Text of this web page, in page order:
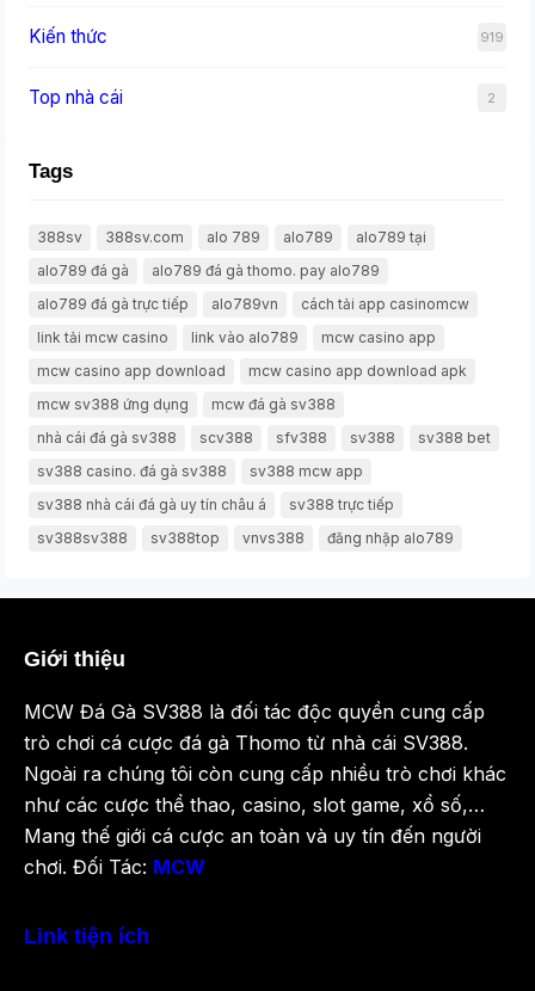
Kiến thức 919
Top nhà cái 2
Tags
388sv 388sv.com alo 789 alo789
alo789 tại
alo789 đá gà
alo789 đá gà thomo. pay alo789
alo789 đá gà trực tiếp
alo789vn
cách tải app casinomcw
link tải mcw casino
link vào alo789
mcw casino app
mcw casino app download
mcw casino app download apk
mcw sv388 ứng dụng
mcw đá gà sv388
nhà cái đá gà sv388
scv388 sfv388 sv388
sv388 bet
sv388 casino. đá gà sv388
sv388 mcw app
sv388 nhà cái đá gà uy tín châu á
sv388 trực tiếp
sv388sv388
sv388top vnvs388 đăng nhập alo789
Giới thiệu
MCW Đá Gà SV388 là đối tác độc quyền cung cấp
trò chơi cá cược đá gà Thomo từ nhà cái SV388.
Ngoài ra chúng tôi còn cung cấp nhiều trò chơi khác
như các cược thể thao, casino, slot game, xổ số,…
Mang thế giới cá cược an toàn và uy tín đến người
chơi. Đối Tác: MCW
Link tiện ích